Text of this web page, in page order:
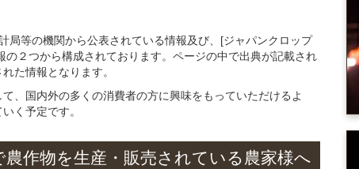
局等の機関から公表されている情報及び、[ジャパンクロップ
２つから構成されております。ページの中で出典が記載され
た情報となります。
、国内外の多くの消費者の方に興味をもっていただけるよ
く予定です。
農作物を生産・販売されている 農家様へ